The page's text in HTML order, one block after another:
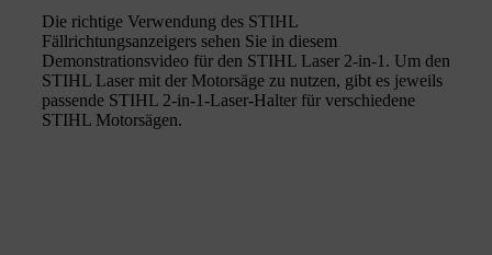
Die richtige Verwendung des STIHL
Fällrichtungsanzeigers sehen Sie in diesem
Demonstrationsvideo für den STIHL Laser 2-in-1. Um den
STIHL Laser mit der Motorsäge zu nutzen, gibt es jeweils
passende STIHL 2-in-1-Laser-Halter für verschiedene
STIHL Motorsägen.